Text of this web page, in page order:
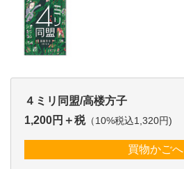
４ミリ同盟/高楼方子
1,200円＋税（10%税込1,320円)
買物かごへ